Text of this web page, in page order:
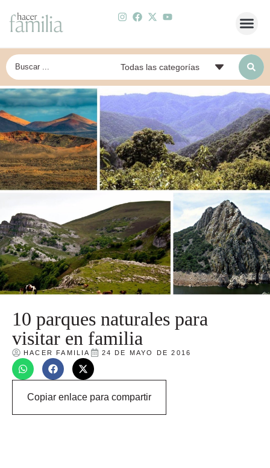
10 parques naturales para
visitar en familia
HACER FAMILIA 24 DE MAYO DE 2016
Copiar enlace para compartir